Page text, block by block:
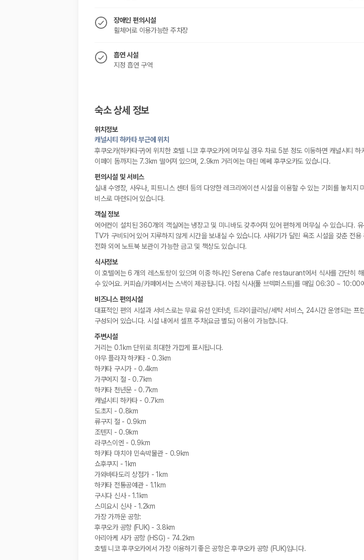
장애인 편의시설
휠체어로 이용가능한 주차장
흡연 시설
지정 흡연 구역
숙소 상세 정보
위치정보
캐널시티 하카타 부근에 위치
후쿠오카(하카타구)에 위치한 호텔 니코 후쿠오카에 머무실 경우 차로 5분 정도 이동하면 캐널시티
이페이 돔까지는 7.3km 떨어져 있으며, 2.9km 거리에는 마린 메쎄 후쿠오카도 있습니다.
편의시설 및 서비스
실내 수영장, 사우나, 피트니스 센터 등의 다양한 레크리에이션 시설을 이용할 수 있는 기회를 놓치
비스로 마련되어 있습니다.
객실 정보
에어컨이 설치된 360개의 객실에는 냉장고 및 미니바도 갖추어져 있어 편하게 머무실 수 있습니다.
TV가 구비되어 있어 지루하지 않게 시간을 보내실 수 있습니다. 샤워기가 달린 욕조 시설을 갖춘 전
전화 외에 노트북 보관이 가능한 금고 및 책상도 있습니다.
식사정보
이 호텔에는 6 개의 레스토랑이 있으며 이중 하나인 Serena Cafe restaurant에서 식사를 간단히
수 있어요. 커피숍/카페에서는 스낵이 제공됩니다. 아침 식사(풀 브렉퍼스트)를 매일 06:30 ~ 10:00
비즈니스 편의시설
대표적인 편의 시설과 서비스로는 무료 유선 인터넷, 드라이클리닝/세탁 서비스, 24시간 운영되는
구성되어 있습니다. 시설 내에서 셀프 주차(요금 별도) 이용이 가능합니다.
주변시설
거리는 0.1km 단위로 최대한 가깝게 표시됩니다.
아무 플라자 하카타 - 0.3km
하카타 구시가 - 0.4km
가쿠에지 절 - 0.7km
하카타 천년문 - 0.7km
캐널시티 하카타 - 0.7km
도초지 - 0.8km
류구지 절 - 0.9km
조텐지 - 0.9km
라쿠스이엔 - 0.9km
하카타 마치야 민속박물관 - 0.9km
쇼후쿠지 - 1km
가와바타도리 상점가 - 1km
하카타 전통공예관 - 1.1km
구시다 신사 - 1.1km
스미요시 신사 - 1.2km
가장 가까운 공항:
후쿠오카 공항 (FUK) - 3.8km
아리아케 사가 공항 (HSG) - 74.2km
호텔 니코 후쿠오카에서 가장 이용하기 좋은 공항은 후쿠오카 공항 (FUK)입니다.